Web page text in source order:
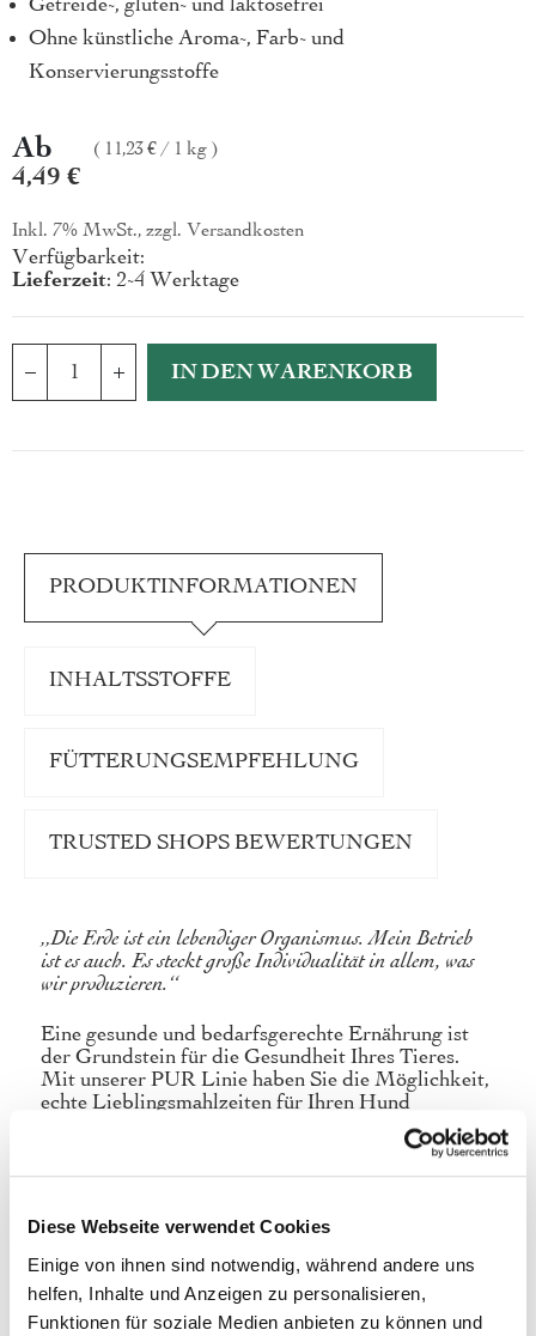
Diese Webseite verwendet Cookies
Einige von ihnen sind notwendig, während andere uns
helfen, Inhalte und Anzeigen zu personalisieren,
Funktionen für soziale Medien anbieten zu können und
Getreide-, gluten- und laktosefrei
Ohne künstliche Aroma-, Farb- und
Konservierungsstoffe
Ab
4,49 €
11,23 € / 1 kg
Inkl. 7% MwSt., zzgl. Versandkosten
Verfügbarkeit:
Lieferzeit: 2-4 Werktage
IN DEN WARENKORB
PRODUKTINFORMATIONEN
INHALTSSTOFFE
FÜTTERUNGSEMPFEHLUNG
TRUSTED SHOPS BEWERTUNGEN
„Die Erde ist ein lebendiger Organismus. Mein Betrieb
ist es auch. Es steckt große Individualität in allem, was
wir produzieren.“
Eine gesunde und bedarfsgerechte Ernährung ist
der Grundstein für die Gesundheit Ihres Tieres.
Mit unserer PUR Linie haben Sie die Möglichkeit,
echte Lieblingsmahlzeiten für Ihren Hund
zuzubereiten. Die Rezeptur von PUR Bio-
Grünlandpute besteht ausschließlich aus bestem
Bio-Fleisch und ausgewählten Innereien und ist
reinen Rohfleischfütterung (BARF) geeignet und
kann von Ihnen individuell mit weiteren frischen
Zutaten wie Gemüse, Obst, Reis, Kartoffeln,
Mineralstoffen und gesunden Ölen Ihrer Wahl
ergänzt werden.